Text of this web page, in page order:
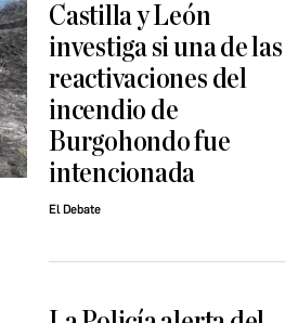
Castilla y León
investiga si una de las
reactivaciones del
incendio de
Burgohondo fue
intencionada
El Debate